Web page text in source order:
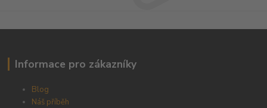
Informace pro zákazníky
Blog
Náš příběh